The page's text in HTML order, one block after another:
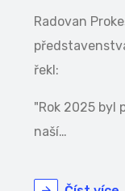
Radovan
řekl:
"Rok 2025 byl
naší…